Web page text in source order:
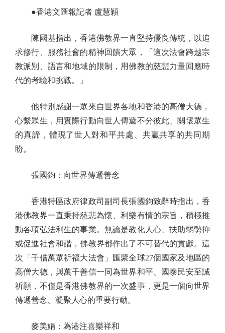
●香港文匯報記者 盧慧穎
陳國基指出，香港佛教界一直堅持優良傳統，以追
求修行、服務社會的精神回饋大眾，「這次法會跨越宗
教派別、語言和地域的限制，用佛教的慈悲力量回應時
代的考驗和挑戰。」
他特別感謝一眾來自世界各地和香港的高僧大德，
心繫眾生，用實際行動向世人傳遞不分彼此、關懷眾生
的真諦，體現了世人對和平共處、共贏共享的共同期
盼。
張國鈞：向世界傳遞善念
香港特區政府律政司副司長張國鈞致辭時指出，香
港佛教界一直秉持慈悲為懷、利樂有情的宗旨，積極推
動各項弘法利生的事業。無論是教化人心、扶助弱勢抑
或促進社會和諧，佛教界都作出了不可替代的貢獻。這
次「千僧萬眾祈福大法會」匯聚全球27個國家及地區的
高僧大德，與萬千善信一同為世界和平、國泰民安至誠
祈願，不僅是香港佛教界的一次盛事，更是一個向世界
傳遞善念、凝聚人心的重要行動。
麥美娟：為港注喜樂祥和